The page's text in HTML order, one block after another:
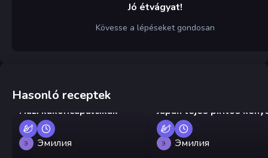
Jó étvágyat!
Kövesse a lépéseket gondosan
Hasonló receptek
Házi kukoricapálcikák
Э Эмилия
Japán tejes pirítós
Э Эмилия